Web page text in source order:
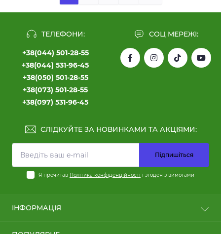
ТЕЛЕФОНИ:
+38(044) 501-28-55
+38(044) 531-96-45
+38(050) 501-28-55
+38(073) 501-28-55
+38(097) 531-96-45
СОЦ МЕРЕЖІ:
СЛІДКУЙТЕ ЗА НОВИНКАМИ ТА АКЦІЯМИ:
Підпишіться
Я прочитав Політика конфіденційності і згоден з вимогами
ІНФОРМАЦІЯ